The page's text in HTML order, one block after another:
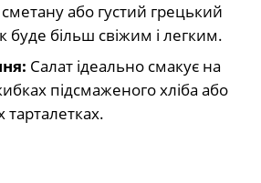
або густий грецький
буде більш свіжим і легким.
Салат ідеально смакує на
підсмаженого хліба або